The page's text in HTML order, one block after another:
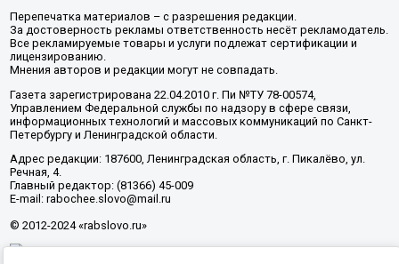
Перепечатка материалов – с разрешения редакции.
За достоверность рекламы ответственность несёт рекламодатель.
Все рекламируемые товары и услуги подлежат сертификации и
лицензированию.
Мнения авторов и редакции могут не совпадать.
Газета зарегистрирована 22.04.2010 г. Пи №ТУ 78-00574,
Управлением Федеральной службы по надзору в сфере связи,
информационных технологий и массовых коммуникаций по Санкт-
Петербургу и Ленинградской области.
Адрес редакции: 187600, Ленинградская область, г. Пикалёво, ул.
Речная, 4.
Главный редактор: (81366) 45-009
E-mail: rabochee.slovo@mail.ru
© 2012-2024 «rabslovo.ru»